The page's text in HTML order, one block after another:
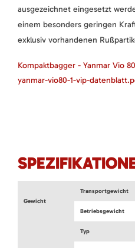
ausgezeichnet eingesetzt
einem besonders geringen
exklusiv vorhandenen
Kompaktbagger - Yanmar Vio 80
yanmar-vio80-1-vip-
Gewicht
Transportgewicht
Betriebsgewicht
Typ